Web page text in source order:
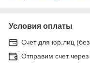
Условия оплаты
Счет для юр.лиц
Отправим счет